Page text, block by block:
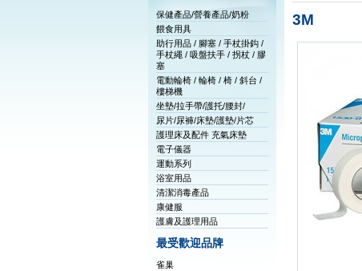
保健產品/營養產品/奶粉
餵食用具
助行用品 / 腳塞 / 手杖掛鈎 /
手杖繩 / 吸盤扶手 / 拐杖 / 膠
塞
電動輪椅 / 輪椅 / 椅 / 斜台 /
樓梯機
坐墊/拉手帶/護托/腰封/
尿片/尿褲/床墊/護墊/片芯
護理床及配件 充氣床墊
電子儀器
運動系列
浴室用品
清潔消毒產品
康健服
護膚及護理用品
最受歡迎品牌
雀巢
3M